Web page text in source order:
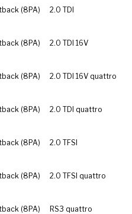
(8PA) 2.0 TDI
(8PA) 2.0 TDI 16V
(8PA) 2.0 TDI 16V quattro
(8PA) 2.0 TDI quattro
(8PA) 2.0 TFSI
(8PA) 2.0 TFSI quattro
(8PA) RS3 quattro